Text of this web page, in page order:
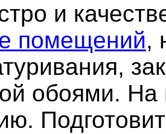
и
помещений,
обоями.